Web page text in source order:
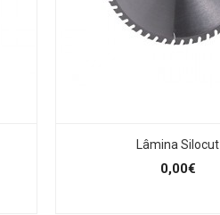
Lâmina Silocut
0,00€